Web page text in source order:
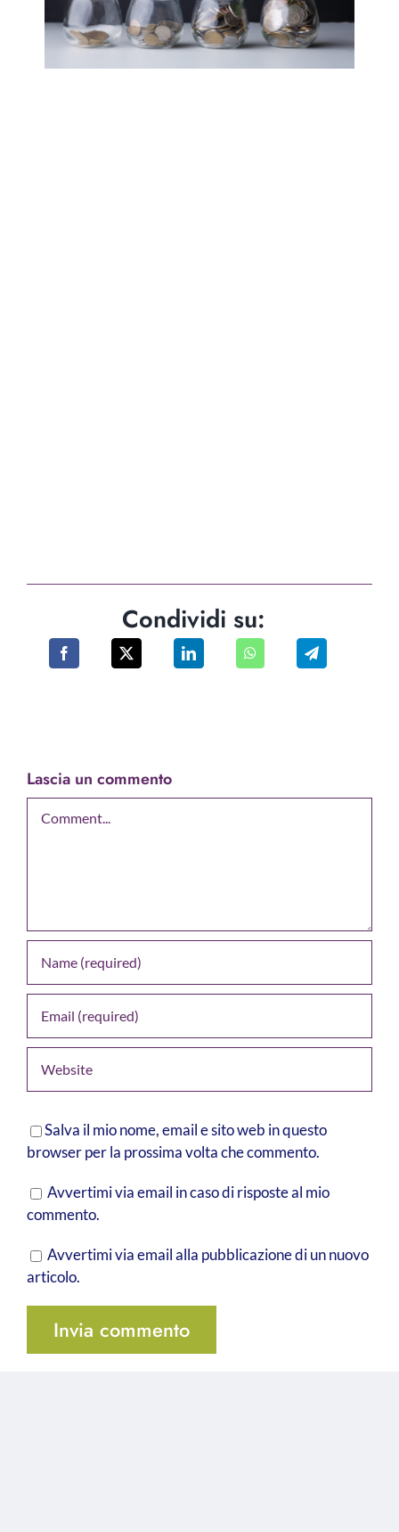
Condividi su:
Lascia un commento
Salva il mio nome, email e sito web in questo
browser per la prossima volta che commento.
Avvertimi via email in caso di risposte al mio
commento.
Avvertimi via email alla pubblicazione di un nuovo
articolo.